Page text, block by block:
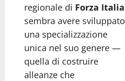
regionale di Forza Italia
sembra avere sviluppato
una specializzazione
unica nel suo genere —
quella di costruire
alleanze che